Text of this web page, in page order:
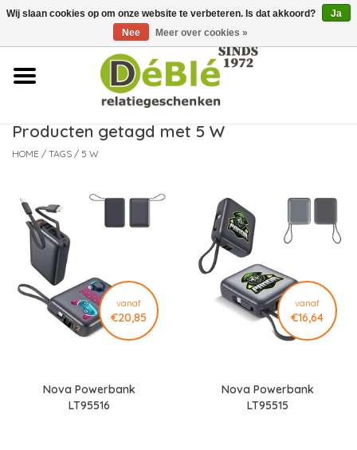
Over ons
Contact
Nieuws
Leveringsvoorwaarden
Producten getagd met 5 W
HOME / TAGS / 5 W
vanaf
€20,85
Nova Powerbank
LT95516
vanaf
€16,64
Nova Powerbank
LT95515
Wij slaan cookies op om onze website te verbeteren. Is dat akkoord?
Ja
Nee
Meer over cookies »